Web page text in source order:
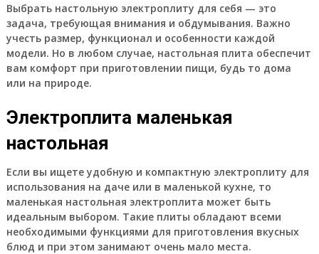
Выбрать настольную электроплиту для себя — это
задача, требующая внимания и обдумывания. Важно
учесть размер, функционал и особенности каждой
модели. Но в любом случае, настольная плита обеспечит
вам комфорт при приготовлении пищи, будь то дома
или на природе.
Электроплита маленькая
настольная
Если вы ищете удобную и компактную электроплиту для
использования на даче или в маленькой кухне, то
маленькая настольная электроплита может быть
идеальным выбором. Такие плиты обладают всеми
необходимыми функциями для приготовления вкусных
блюд и при этом занимают очень мало места.